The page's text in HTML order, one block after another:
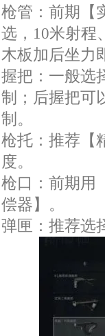
枪管：前期【
选，10米射程
木板加后坐力
握把：一般选
制；后握把可
制。
枪托：推荐【
度。
枪口：前期用
偿器】。
弹匣：推荐选